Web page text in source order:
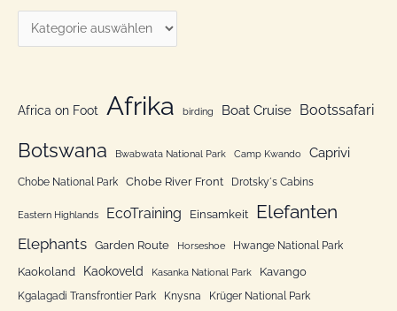
e
c
a
g
o
i
e
n
Africa on Foot Afrika birding Boat Cruise Bootssafari
Botswana Bwabwata National Park Camp Kwando Caprivi
Chobe National Park Chobe River Front Drotsky´s Cabins
Eastern Highlands EcoTraining Einsamkeit Elefanten
Elephants Garden Route Horseshoe Hwange National Park
Kaokoland Kaokoveld Kasanka National Park Kavango
Kgalagadi Transfrontier Park Knysna Krüger National Park